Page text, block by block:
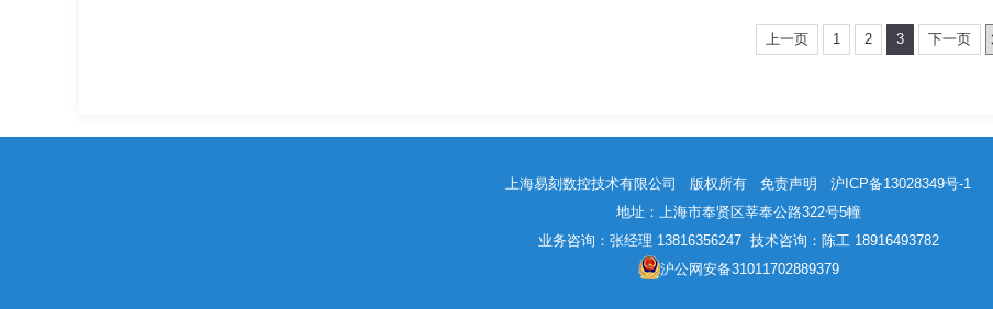
上一页 1 2 3 下一页
上海易刻数控技术有限公司 版权所有 免责声明
沪ICP备13028349号-1
地址：上海市奉贤区莘奉公路322号5幢
业务咨询：张经理 13816356247 技术咨询：陈工 18916493782
沪公网安备31011702889379